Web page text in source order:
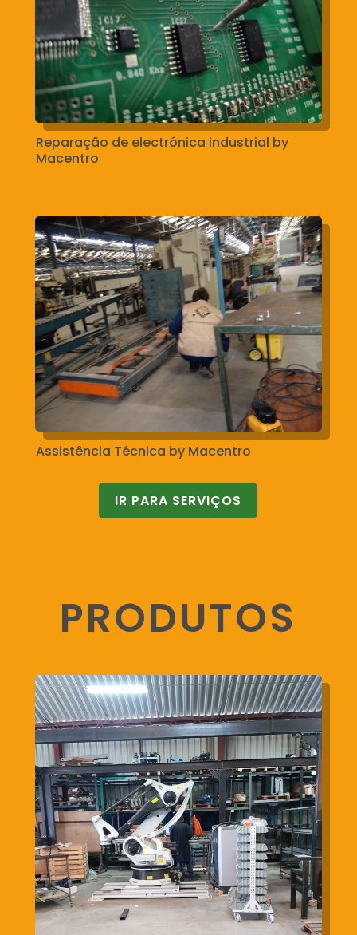
Reparação de electrónica industrial by
Macentro
Assistência Técnica by Macentro
IR PARA SERVIÇOS
PRODUTOS